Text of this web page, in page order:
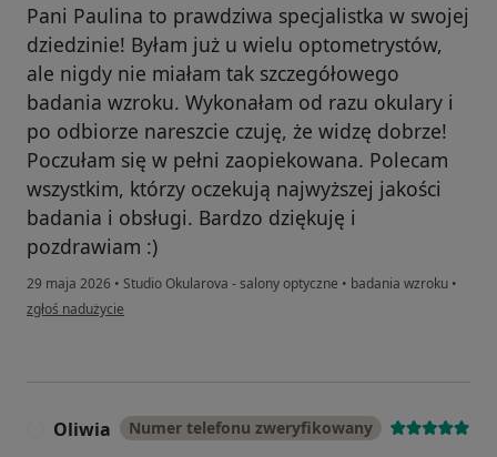
Pani Paulina to prawdziwa specjalistka w swojej
dziedzinie! Byłam już u wielu optometrystów,
ale nigdy nie miałam tak szczegółowego
badania wzroku. Wykonałam od razu okulary i
po odbiorze nareszcie czuję, że widzę dobrze!
Poczułam się w pełni zaopiekowana. Polecam
wszystkim, którzy oczekują najwyższej jakości
badania i obsługi. Bardzo dziękuję i
pozdrawiam :)
29 maja 2026 • Studio Okularova - salony optyczne • badania wzroku •
w opinii użytkownika Elwira
zgłoś nadużycie
Oliwia Numer telefonu zweryfikowany